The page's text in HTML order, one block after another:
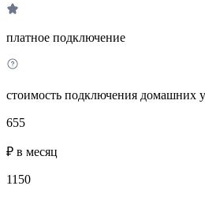
платное подключение
стоимость подключения домашних
655
₽ в месяц
1150